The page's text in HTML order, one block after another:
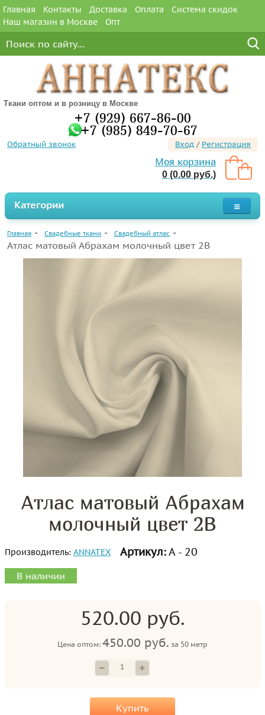
Главная Контакты Доставка Оплата
Система скидок
Наш магазин в Москве
Опт
Ткани оптом и в розницу в Москве
+7 (929) 667-86-00
+7 (985) 849-70-67
Обратный звонок Вход / Регистрация
Моя корзина
0 (0.00 руб.)
Категории
Главная Свадебные ткани Свадебный атлас
Атлас матовый Абрахам молочный цвет 2B
Атлас матовый Абрахам
молочный цвет 2B
Производитель: ANNATEX Артикул:А - 20
В наличии
520.00 руб.
Цена оптом: 450.00 руб. за 50 метр
Купить